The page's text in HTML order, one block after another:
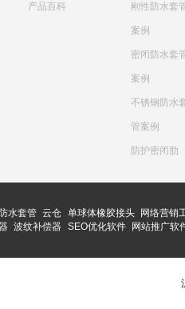
产品百科 刚性防水套
案例
密闭防水套
案例
不锈钢防水
管案例
防护密闭肋
水套管 云仓 单球体橡胶接头
网络营销
波纹补偿器 SEO优化软件 网站推广软